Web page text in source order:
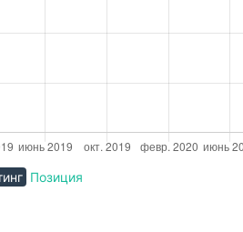
Позиция